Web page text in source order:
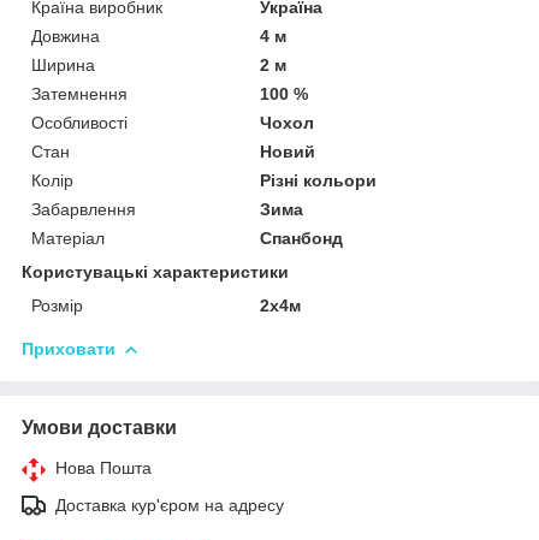
Країна виробник
Україна
Довжина
4 м
Ширина
2 м
Затемнення
100 %
Особливості
Чохол
Стан
Новий
Колір
Різні кольори
Забарвлення
Зима
Матеріал
Спанбонд
Користувацькі характеристики
Розмір
2х4м
Приховати
Умови доставки
Нова Пошта
Доставка кур'єром на адресу